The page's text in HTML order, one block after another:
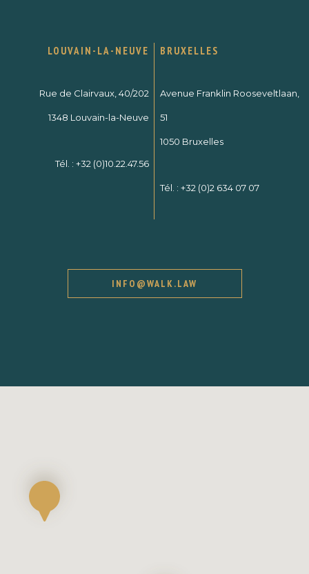
LOUVAIN-LA-NEUVE
Rue de Clairvaux, 40/202
1348 Louvain-la-Neuve
Tél. : +32 (0)10.22.47.56
BRUXELLES
Avenue Franklin Rooseveltlaan,
51
1050 Bruxelles
Tél. : +32 (0)2 634 07 07
INFO@WALK.LAW